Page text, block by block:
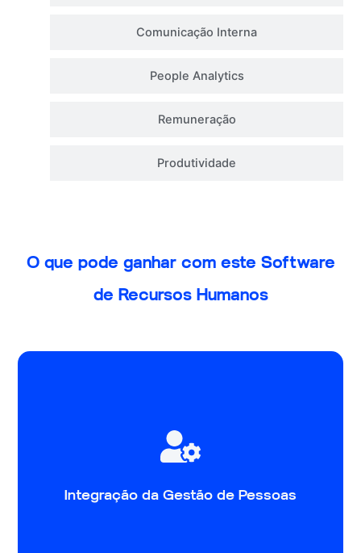
Comunicação Interna
People Analytics
Remuneração
Produtividade
O que pode ganhar com este Software
de Recursos Humanos
Integração da Gestão de Pessoas
processamento de salários, todos os dados e
informação se interligam para garantir o máximo de
cumprimento da legislação, em qualquer dispositivo